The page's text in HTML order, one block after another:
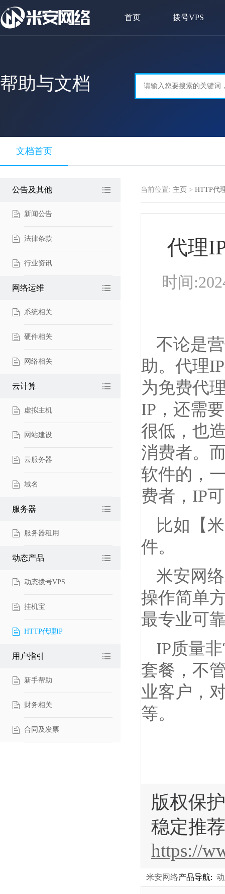
首页 拨号VPS
帮助与文档
文档首页
公告及其他
新闻公告
法律条款
行业资讯
网络运维
系统相关
硬件相关
网络相关
云计算
虚拟主机
网站建设
云服务器
域名
服务器
服务器租用
动态产品
动态拨号VPS
挂机宝
HTTP代理IP
用户指引
新手帮助
财务相关
合同及发票
当前位置: 主页 > HTTP代
代理
时间
不论是
助。代理
为免费代
IP，还需
很低，也
消费者。
软件的，
费者，IP
比如【
件。
米安网
操作简单
最专业可
IP质量
套餐，不
业客户，
等。
版权保
稳定推
https://
米安网络产品导航: